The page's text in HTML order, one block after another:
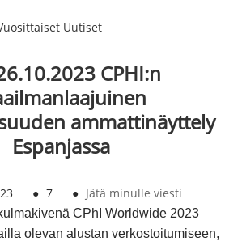
Uutiset
CPHI:n
ammattinäyttely
Espanjassa
● 7 ● Jätä minulle viesti
CPhI Worldwide 2023
olevan alustan verkostoitumiseen,